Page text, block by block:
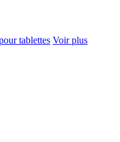
tablettes Voir plus